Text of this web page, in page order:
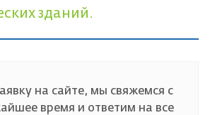
зданий.
на сайте, мы свяжемся с
время и ответим на все